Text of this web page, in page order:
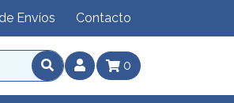
Envíos Contacto
0